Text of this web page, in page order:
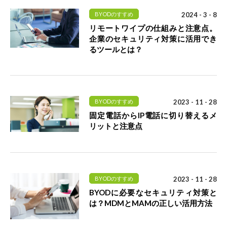
BYODのすすめ 2024 - 3 - 8
リモートワイプの仕組みと注意点。
企業のセキュリティ対策に活用でき
るツールとは？
BYODのすすめ 2023 - 11 - 28
固定電話からIP電話に切り替えるメ
リットと注意点
BYODのすすめ 2023 - 11 - 28
BYODに必要なセキュリティ対策と
は？MDMとMAMの正しい活用方法